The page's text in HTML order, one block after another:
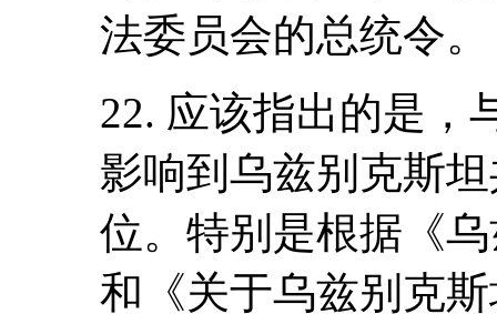
法委员会的总统令。
22. 应该指出的是，
影响到乌兹别克斯
位。特别是根据《
和《关于乌兹别克